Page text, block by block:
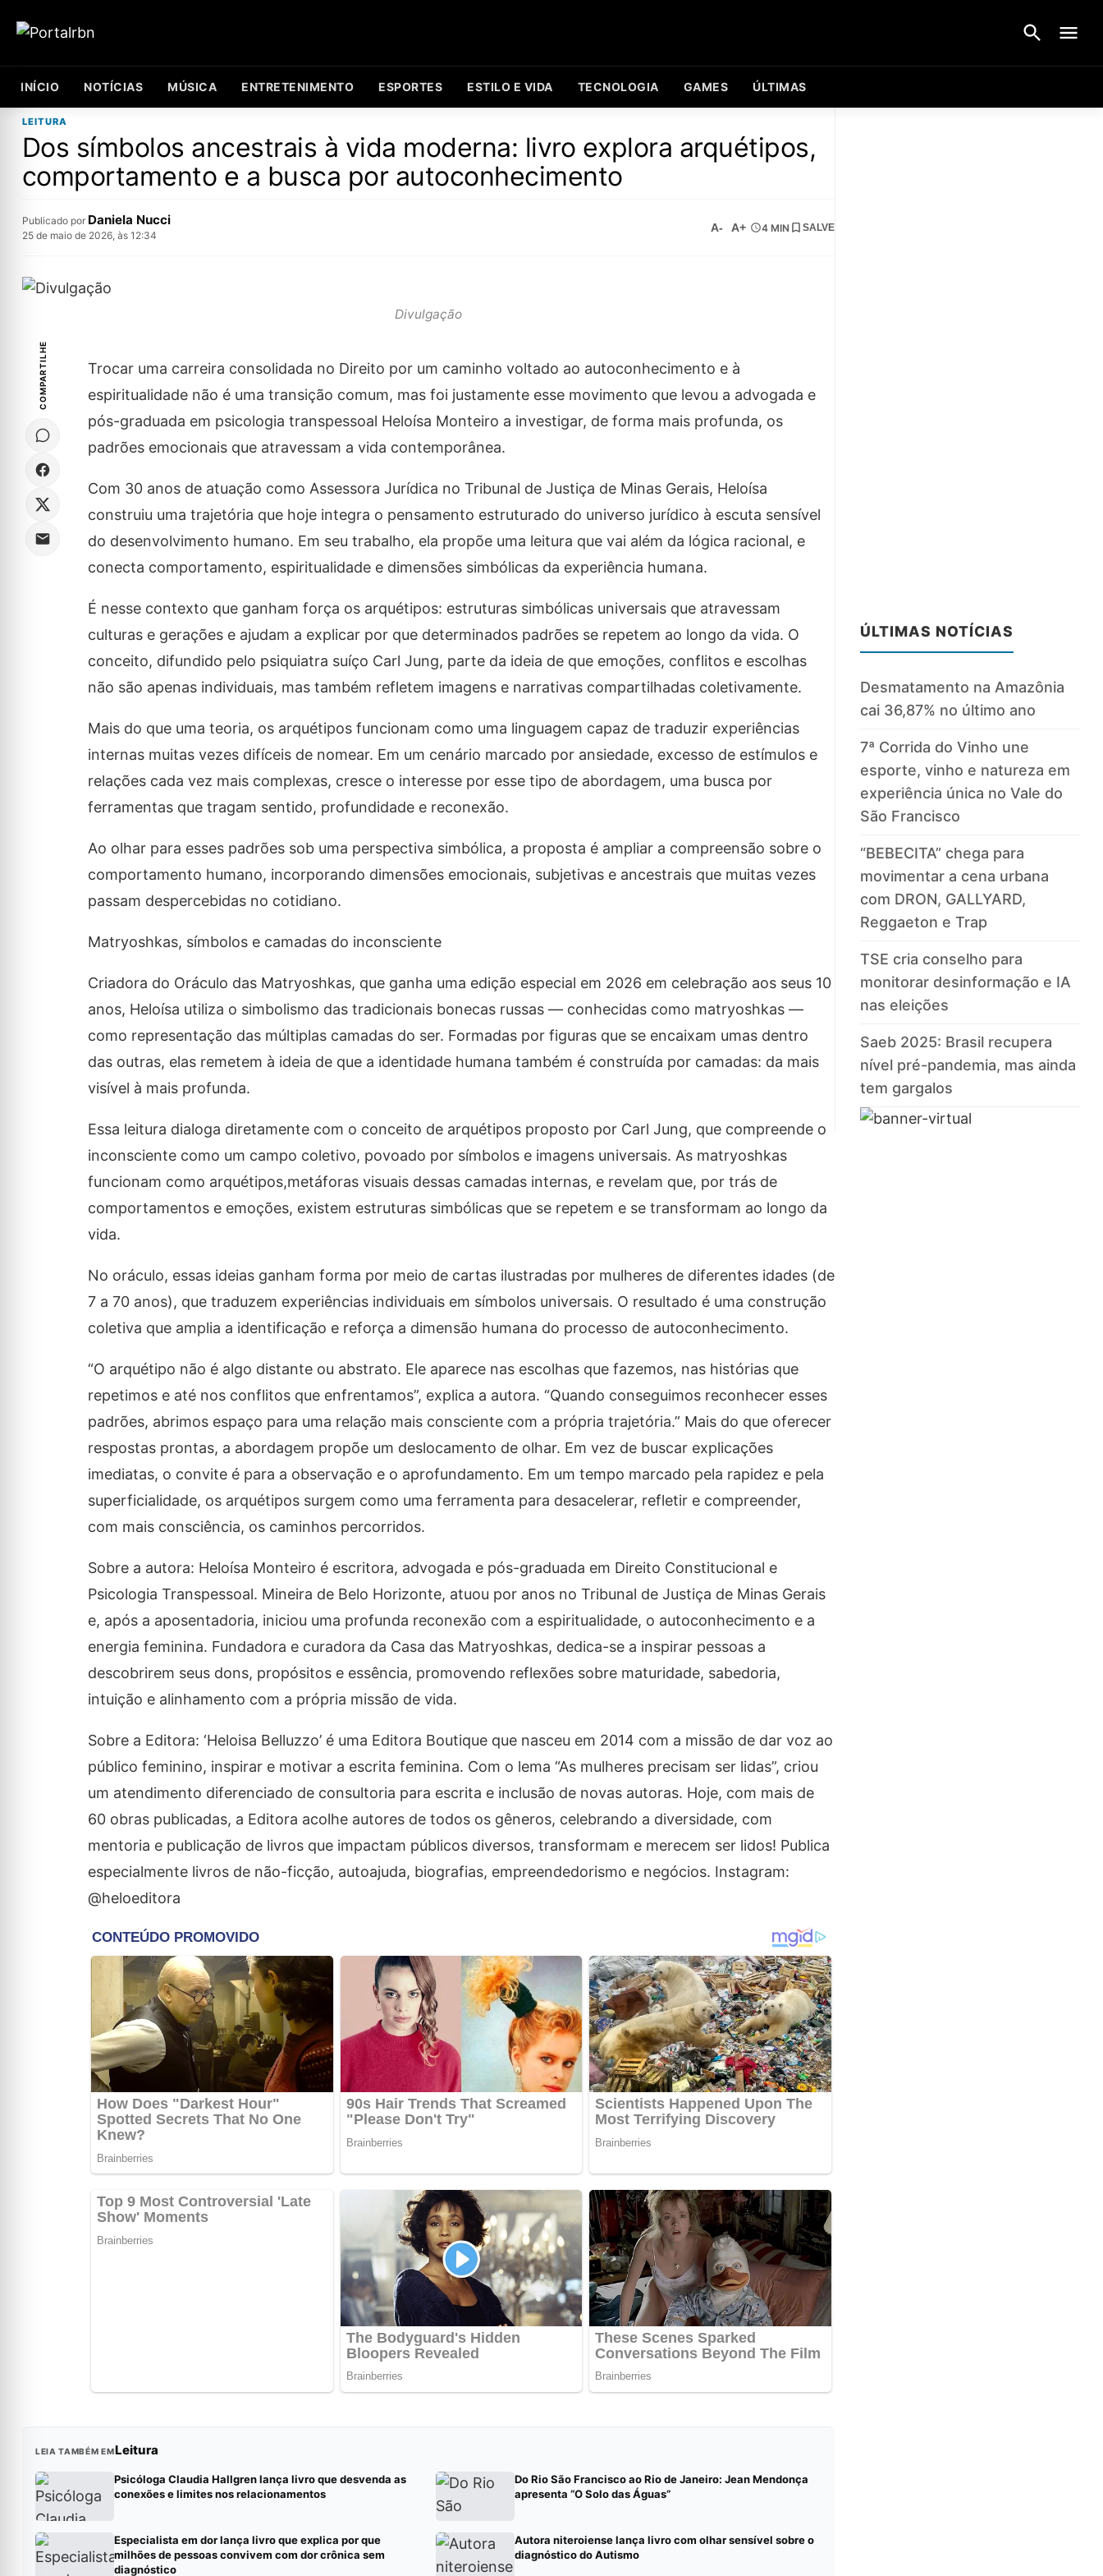
INÍCIO NOTÍCIAS MÚSICA ENTRETENIMENTO ESPORTES ESTILO E VIDA TECNOLOGIA GAMES ÚLTIMAS
LEITURA
Dos símbolos ancestrais à vida moderna: livro explora arquétipos,
comportamento e a busca por autoconhecimento
Publicado por Daniela Nucci
25 de maio de 2026, às 12:34
A- A+ 4 MIN SALVE
Divulgação
COMPARTILHE
Trocar uma carreira consolidada no Direito por um caminho voltado ao autoconhecimento e à
espiritualidade não é uma transição comum, mas foi justamente esse movimento que levou a advogada e
pós-graduada em psicologia transpessoal Heloísa Monteiro a investigar, de forma mais profunda, os
padrões emocionais que atravessam a vida contemporânea.
Com 30 anos de atuação como Assessora Jurídica no Tribunal de Justiça de Minas Gerais, Heloísa
construiu uma trajetória que hoje integra o pensamento estruturado do universo jurídico à escuta sensível
do desenvolvimento humano. Em seu trabalho, ela propõe uma leitura que vai além da lógica racional, e
conecta comportamento, espiritualidade e dimensões simbólicas da experiência humana.
É nesse contexto que ganham força os arquétipos: estruturas simbólicas universais que atravessam
culturas e gerações e ajudam a explicar por que determinados padrões se repetem ao longo da vida. O
conceito, difundido pelo psiquiatra suíço Carl Jung, parte da ideia de que emoções, conflitos e escolhas
não são apenas individuais, mas também refletem imagens e narrativas compartilhadas coletivamente.
Mais do que uma teoria, os arquétipos funcionam como uma linguagem capaz de traduzir experiências
internas muitas vezes difíceis de nomear. Em um cenário marcado por ansiedade, excesso de estímulos e
relações cada vez mais complexas, cresce o interesse por esse tipo de abordagem, uma busca por
ferramentas que tragam sentido, profundidade e reconexão.
Ao olhar para esses padrões sob uma perspectiva simbólica, a proposta é ampliar a compreensão sobre o
comportamento humano, incorporando dimensões emocionais, subjetivas e ancestrais que muitas vezes
passam despercebidas no cotidiano.
Matryoshkas, símbolos e camadas do inconsciente
Criadora do Oráculo das Matryoshkas, que ganha uma edição especial em 2026 em celebração aos seus 10
anos, Heloísa utiliza o simbolismo das tradicionais bonecas russas — conhecidas como matryoshkas —
como representação das múltiplas camadas do ser. Formadas por figuras que se encaixam umas dentro
das outras, elas remetem à ideia de que a identidade humana também é construída por camadas: da mais
visível à mais profunda.
Essa leitura dialoga diretamente com o conceito de arquétipos proposto por Carl Jung, que compreende o
inconsciente como um campo coletivo, povoado por símbolos e imagens universais. As matryoshkas
funcionam como arquétipos,metáforas visuais dessas camadas internas, e revelam que, por trás de
comportamentos e emoções, existem estruturas simbólicas que se repetem e se transformam ao longo da
vida.
No oráculo, essas ideias ganham forma por meio de cartas ilustradas por mulheres de diferentes idades (de
7 a 70 anos), que traduzem experiências individuais em símbolos universais. O resultado é uma construção
coletiva que amplia a identificação e reforça a dimensão humana do processo de autoconhecimento.
“O arquétipo não é algo distante ou abstrato. Ele aparece nas escolhas que fazemos, nas histórias que
repetimos e até nos conflitos que enfrentamos”, explica a autora. “Quando conseguimos reconhecer esses
padrões, abrimos espaço para uma relação mais consciente com a própria trajetória.” Mais do que oferecer
respostas prontas, a abordagem propõe um deslocamento de olhar. Em vez de buscar explicações
imediatas, o convite é para a observação e o aprofundamento. Em um tempo marcado pela rapidez e pela
superficialidade, os arquétipos surgem como uma ferramenta para desacelerar, refletir e compreender,
com mais consciência, os caminhos percorridos.
Sobre a autora: Heloísa Monteiro é escritora, advogada e pós-graduada em Direito Constitucional e
Psicologia Transpessoal. Mineira de Belo Horizonte, atuou por anos no Tribunal de Justiça de Minas Gerais
e, após a aposentadoria, iniciou uma profunda reconexão com a espiritualidade, o autoconhecimento e a
energia feminina. Fundadora e curadora da Casa das Matryoshkas, dedica-se a inspirar pessoas a
descobrirem seus dons, propósitos e essência, promovendo reflexões sobre maturidade, sabedoria,
intuição e alinhamento com a própria missão de vida.
Sobre a Editora: ‘Heloisa Belluzzo’ é uma Editora Boutique que nasceu em 2014 com a missão de dar voz ao
público feminino, inspirar e motivar a escrita feminina. Com o lema “As mulheres precisam ser lidas”, criou
um atendimento diferenciado de consultoria para escrita e inclusão de novas autoras. Hoje, com mais de
60 obras publicadas, a Editora acolhe autores de todos os gêneros, celebrando a diversidade, com
mentoria e publicação de livros que impactam públicos diversos, transformam e merecem ser lidos! Publica
especialmente livros de não-ficção, autoajuda, biografias, empreendedorismo e negócios. Instagram:
@heloeditora
LEIA TAMBÉM EMLeitura
Psicóloga Claudia Hallgren lança livro que desvenda as
conexões e limites nos relacionamentos
Do Rio São Francisco ao Rio de Janeiro: Jean Mendonça
apresenta “O Solo das Águas”
Especialista em dor lança livro que explica por que
milhões de pessoas convivem com dor crônica sem
diagnóstico
Autora niteroiense lança livro com olhar sensível sobre o
diagnóstico do Autismo
ÚLTIMAS NOTÍCIAS
Desmatamento na Amazônia
cai 36,87% no último ano
7ª Corrida do Vinho une
esporte, vinho e natureza em
experiência única no Vale do
São Francisco
“BEBECITA” chega para
movimentar a cena urbana
com DRON, GALLYARD,
Reggaeton e Trap
TSE cria conselho para
monitorar desinformação e IA
nas eleições
Saeb 2025: Brasil recupera
nível pré-pandemia, mas ainda
tem gargalos